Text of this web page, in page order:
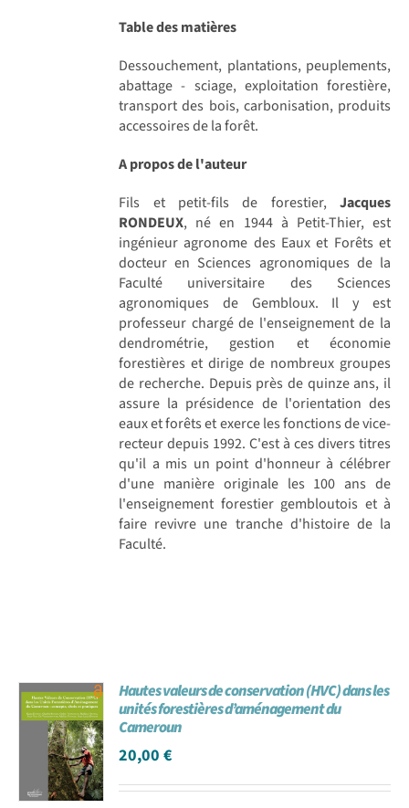
Table des matières
Dessouchement, plantations, peuplements,
abattage - sciage, exploitation forestière,
transport des bois, carbonisation, produits
accessoires de la forêt.
A propos de l'auteur
Fils et petit-fils de forestier, Jacques
RONDEUX, né en 1944 à Petit-Thier, est
ingénieur agronome des Eaux et Forêts et
docteur en Sciences agronomiques de la
Faculté universitaire des Sciences
agronomiques de Gembloux. Il y est
professeur chargé de l'enseignement de la
dendrométrie, gestion et économie
forestières et dirige de nombreux groupes
de recherche. Depuis près de quinze ans, il
assure la présidence de l'orientation des
eaux et forêts et exerce les fonctions de vice-
recteur depuis 1992. C'est à ces divers titres
qu'il a mis un point d'honneur à célébrer
d'une manière originale les 100 ans de
l'enseignement forestier gembloutois et à
faire revivre une tranche d'histoire de la
Faculté.
Hautes valeurs de conservation (HVC) dans les
unités forestières d’aménagement du
Cameroun
20,00€